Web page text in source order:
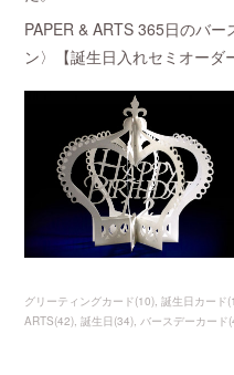
PAPER & ARTS 365日のバ
ン〉【誕生日入れセミオーダ
グリーティングカード(10) 誕生日カード(
ARTS(42) 誕生日 (34) バースデーカード(